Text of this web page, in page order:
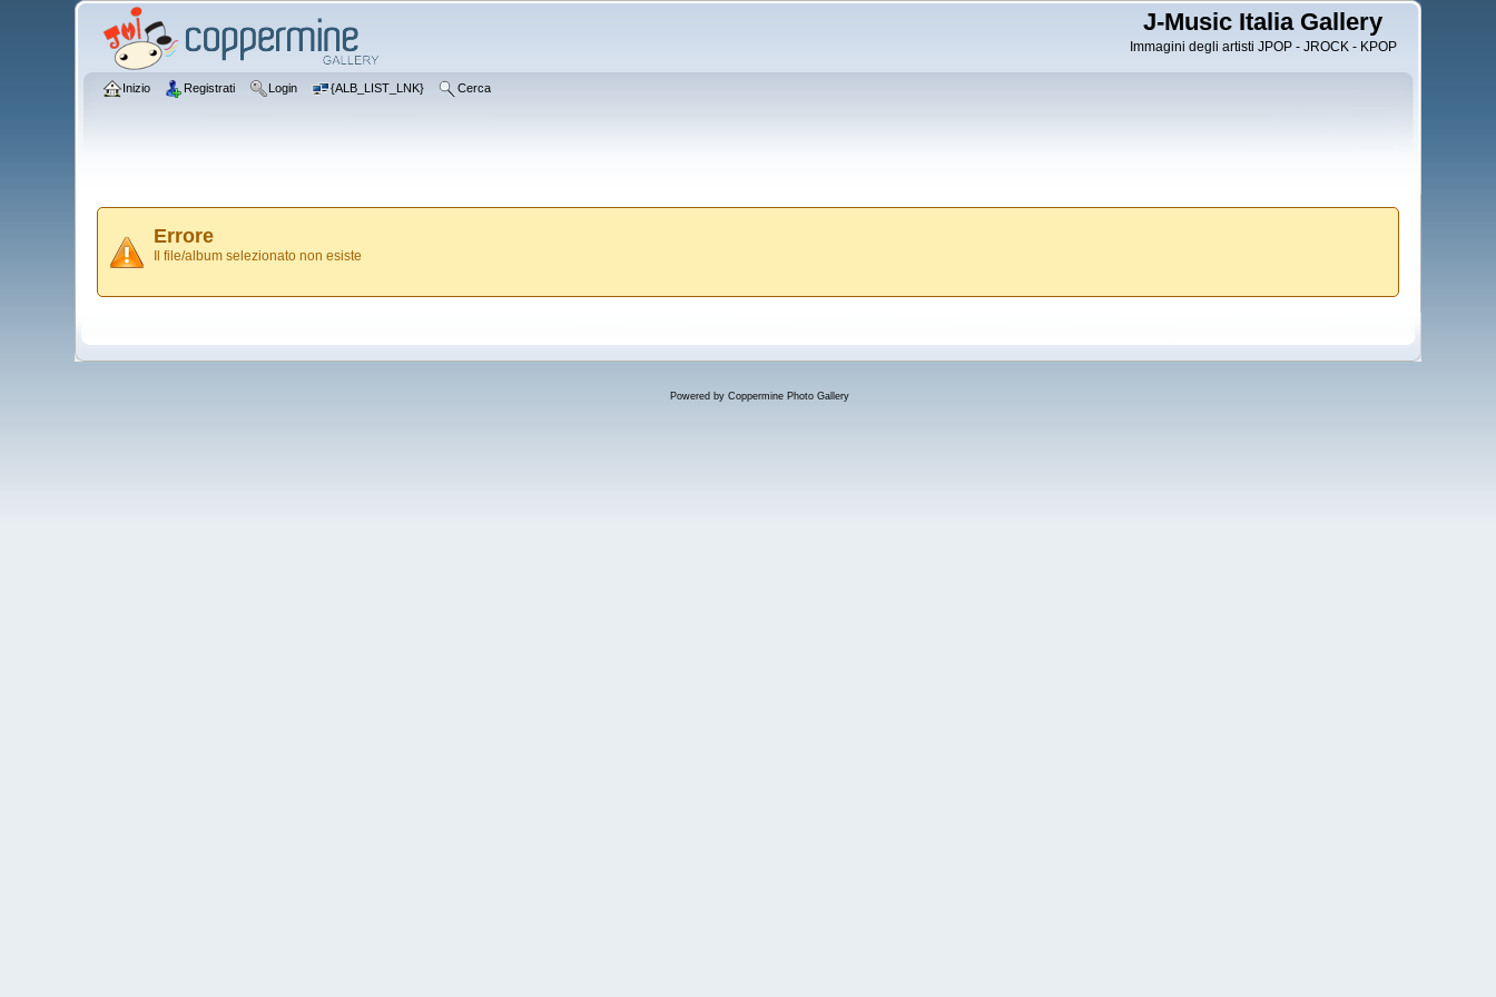
J-Music Italia Gallery
Immagini degli artisti JPOP - JROCK - KPOP
Inizio Registrati Login {ALB_LIST_LNK} Cerca
Errore
Il file/album selezionato non esiste
Powered by Coppermine Photo Gallery